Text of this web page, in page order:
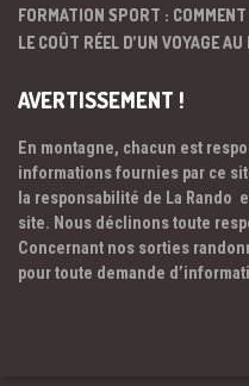
FORMATION SPORT :
LE COÛT RÉEL D’UN VOYAGE
AVERTISSEMENT !
En montagne, chacun est
informations fournies par ce
la responsabilité de La Rando
site. Nous déclinons toute
Concernant nos sorties
pour toute demande